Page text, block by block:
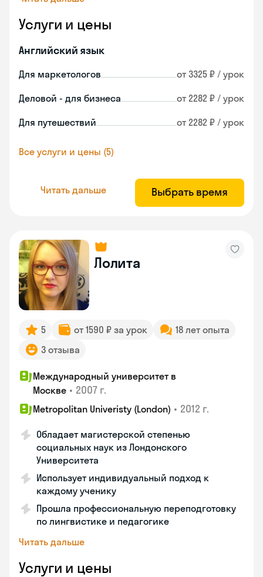
Услуги и цены
Английский язык
Для маркетологов от 3325 ₽ / урок
Деловой - для бизнеса от 2282 ₽ / урок
Для путешествий от 2282 ₽ / урок
Все услуги и цены (5)
Читать дальше Выбрать время
Лолита
5 от 1590 ₽ за урок
18 лет опыта
3 отзыва
Международный университет в
Москве • 2007 г.
Metropolitan Univeristy (London) • 2012 г.
Обладает магистерской степенью
социальных наук из Лондонского
Университета
Использует индивидуальный подход к
каждому ученику
Прошла профессиональную переподготовку
по лингвистике и педагогике
Читать дальше
Услуги и цены